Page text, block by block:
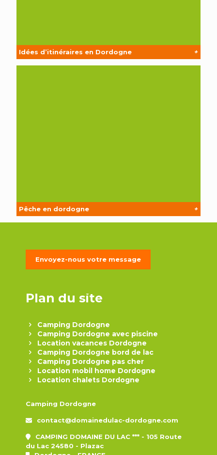
Idées d’itinéraires en Dordogne +
Pêche en dordogne +
Envoyez-nous votre message
Plan du site
Camping Dordogne
Camping Dordogne avec piscine
Location vacances Dordogne
Camping Dordogne bord de lac
Camping Dordogne pas cher
Location mobil home Dordogne
Location chalets Dordogne
Camping Dordogne
contact@domainedulac-dordogne.com
CAMPING DOMAINE DU LAC *** - 105 Route
du Lac 24580 - Plazac